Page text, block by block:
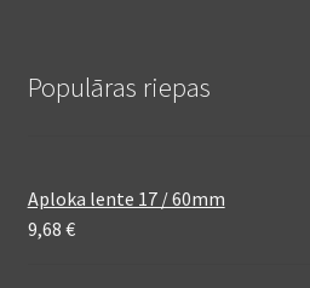
Populāras riepas
Aploka lente 17 / 60mm
9,68 €